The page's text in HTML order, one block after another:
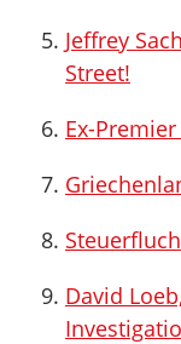
Jeffrey
Street!
Ex-
David